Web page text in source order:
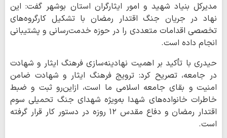
مدیرکل بنیاد شهید و امور ایثارگران استان بوشهر گفت: این
نهاد در جریان جنگ اقتدار رمضان با تشکیل کارگروه‌های
تخصصی اقدامات متعددی را در حوزه خدمت‌رسانی و پشتیبانی
انجام داده است.
حیدری با تأکید بر اهمیت نهادینه‌سازی فرهنگ ایثار و شهادت
در جامعه، تصریح کرد: ترویج فرهنگ ایثار و شهادت ضامن
امنیت و بقای جامعه اسلامی ما است، ازاین‌رو ثبت و ضبط
خاطرات خانواده‌های شهدا به‌ویژه شهدای جنگ تحمیلی سوم
اقتدار رمضان و دفاع مقدس ۱۲ روزه در دستور کار قرار گرفته
است.